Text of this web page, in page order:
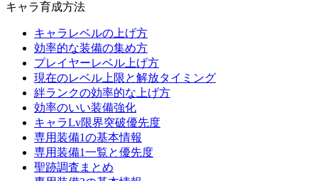
キャラ育成方法
キャラレベルの上げ方
効率的な装備の集め方
プレイヤーレベル上げ方
現在のレベル上限と解放タイミング
絆ランクの効率的な上げ方
効率のいい装備強化
キャラLv限界突破優先度
専用装備1の基本情報
専用装備1一覧と優先度
聖跡調査まとめ